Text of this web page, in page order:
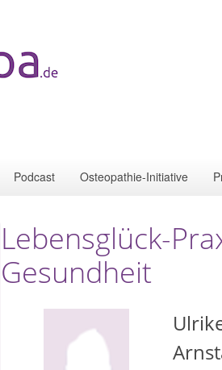
Podcast Osteopathie-Initiative
Lebensglück-
Gesundheit